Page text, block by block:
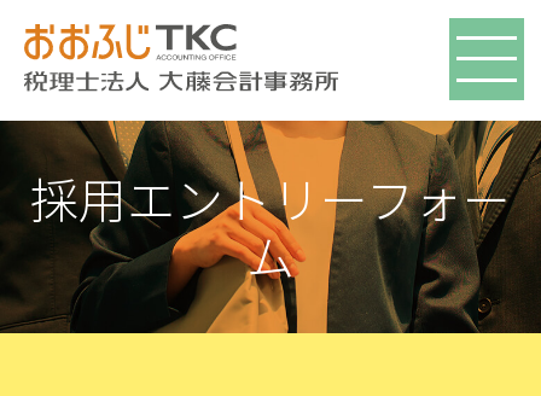
採用エントリーフォー
ム